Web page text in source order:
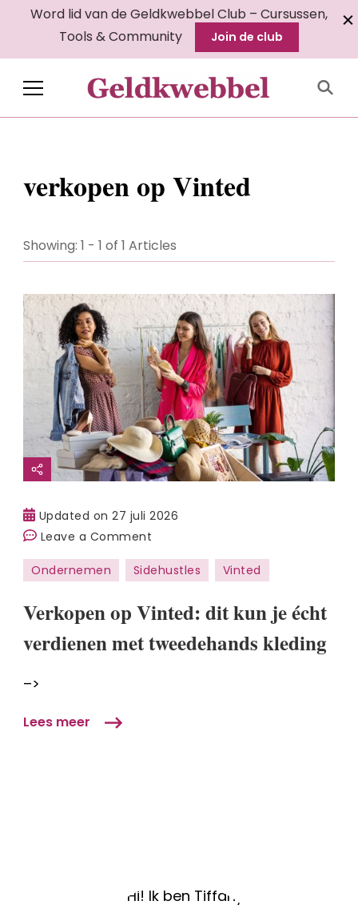
Word lid van de Geldkwebbel Club – Cursussen,
Tools & Community
Join de club
Geldkwebbel
verkopen op Vinted
Showing: 1 - 1 of 1 Articles
Updated on27 juli 2026
Leave a Comment
Verkopen
op
dit
kun
Ondernemen Sidehustles Vinted
Verkopen op Vinted: dit kun je écht
verdienen met tweedehands kleding
–>
Lees meer